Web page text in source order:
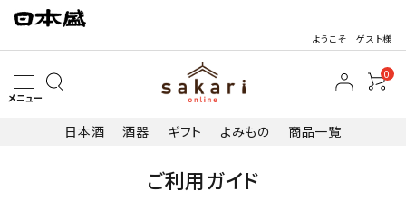
ようこそ ゲスト様
メニュー
0
日本酒 酒器 ギフト よみもの 商品一覧
search
ご利用ガイド